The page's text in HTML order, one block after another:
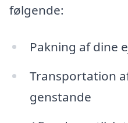
følgende:
Pakning af dine
Transportation
genstande